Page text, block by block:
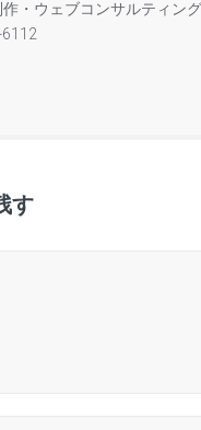
作・ウェブコンサルティン
す